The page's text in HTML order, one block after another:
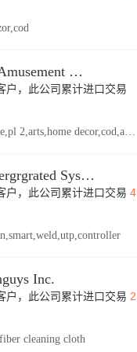
Knoebels Amusement Resort
户，此公司累计进口交易
vehicle,pl 2,arts,home decor,cod,amusement ride,sea
Duetto Intergrgrated Systems Inc.
户，此公司累计进口交易 4
Inc.
户，此公司累计进口交易 2
cleaning cloth